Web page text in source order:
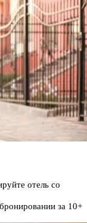
отель со
за 10+